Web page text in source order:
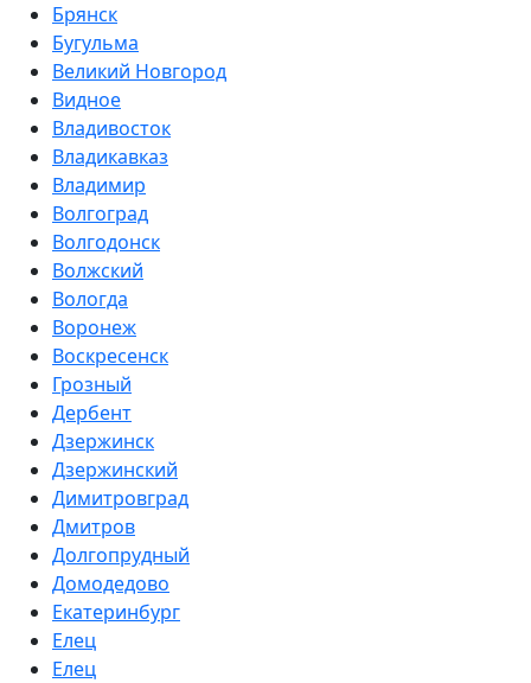
Брянск
Бугульма
Великий Новгород
Видное
Владивосток
Владикавказ
Владимир
Волгоград
Волгодонск
Волжский
Вологда
Воронеж
Воскресенск
Грозный
Дербент
Дзержинск
Дзержинский
Димитровград
Дмитров
Долгопрудный
Домодедово
Екатеринбург
Елец
Елец